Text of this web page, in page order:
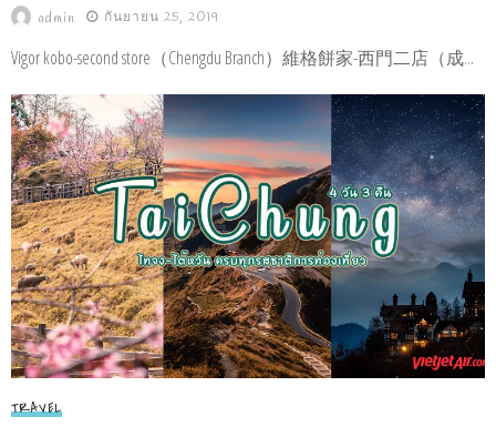
admin กันยายน 25, 2019
Vigor kobo-second store（Chengdu Branch）維格餅家-西門二店（成...
TRAVEL